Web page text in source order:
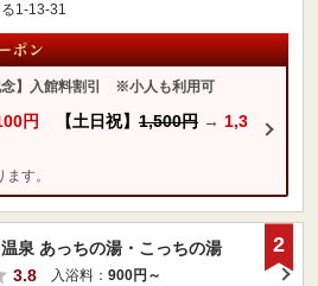
1-13-31
念】入館料割引 ※小人も利用可
円 【土日祝】 1,500円 → 1,3
す。
泉 あっちの湯・こっちの湯
3.8
入浴料： 900円～
2